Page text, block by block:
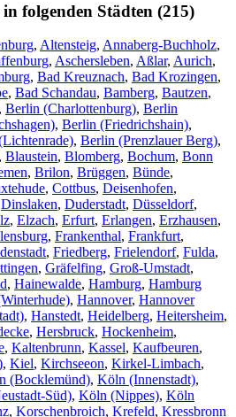
in folgenden Städten (215)
, Altensteig, Annaberg-Buchholz,
, Aschersleben, Aßlar, Aurich,
, Bad Kreuznach, Bad Krozingen,
, Bad Schandau, Bamberg, Bautzen,
, Berlin (Charlottenburg), Berlin
, Berlin (Friedrichshain),
, Berlin (Prenzlauer Berg),
, Blaustein, Blomberg, Bochum, Bonn
, Brilon, Brüggen, Bünde,
, Cottbus, Deisenhofen,
Dinslaken, Duderstadt, Düsseldorf,
, Elzach, Erfurt, Erlangen, Erzhausen,
, Frankenthal, Frankfurt,
, Friedberg, Frielendorf, Fulda,
, Gräfelfing, Groß-Umstadt,
, Hainewalde, Hamburg, Hamburg
, Hannover, Hannover
, Hanstedt, Heidelberg, Heitersheim,
, Hersbruck, Hockenheim,
, Kaltenbrunn, Kassel, Kaufbeuren,
, Kiel, Kirchseeon, Kirkel-Limbach,
(Bocklemünd), Köln (Innenstadt),
Süd), Köln (Nippes), Köln
, Korschenbroich, Krefeld, Kressbronn